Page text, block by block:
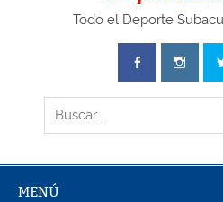
Todo el Deporte
MENÚ